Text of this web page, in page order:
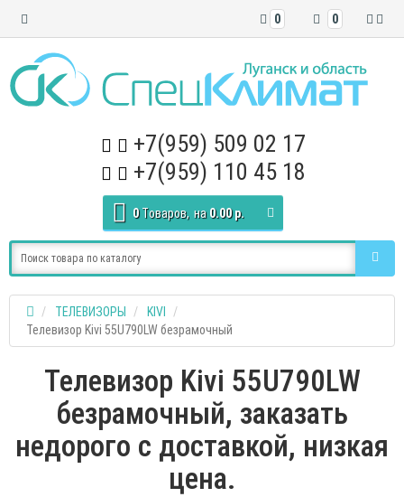
0
0
+7(959) 509 02 17
+7(959) 110 45 18
0 Tоваров, на 0.00 р.
ТЕЛЕВИЗОРЫ
KIVI
Телевизор Kivi 55U790LW безрамочный
Телевизор Kivi 55U790LW
безрамочный, заказать
недорого с доставкой, низкая
цена.